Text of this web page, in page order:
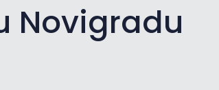
Novigradu